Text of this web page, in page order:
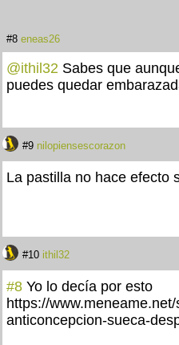
#8 eneas26
@ithil32 Sabes que
puedes quedar
#9 nilopiensescorazon
La pastilla no hace efecto
#10 ithil32
#8 Yo lo decía por esto
https://
anticoncepcion-sueca-